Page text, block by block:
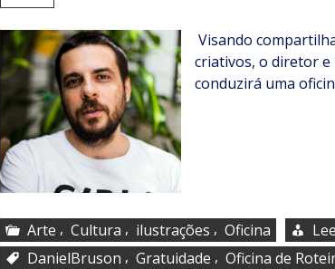
Visando
criativos, o diretor
conduzirá uma
Arte , Cultura , ilustrações , Oficina
DanielBruson , Gratuidade , Oficina de